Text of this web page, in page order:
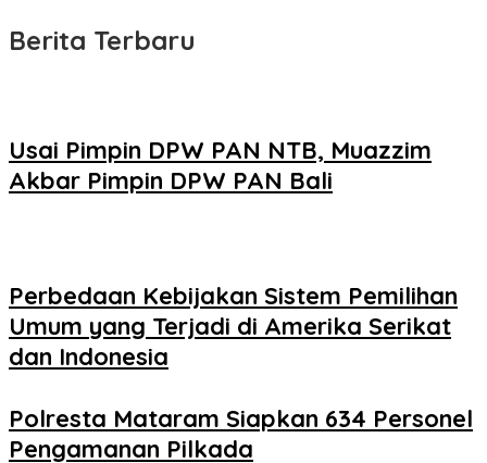
Berita Terbaru
Usai Pimpin DPW PAN NTB, Muazzim
Akbar Pimpin DPW PAN Bali
Perbedaan Kebijakan Sistem Pemilihan
Umum yang Terjadi di Amerika Serikat
dan Indonesia
Polresta Mataram Siapkan 634 Personel
Pengamanan Pilkada